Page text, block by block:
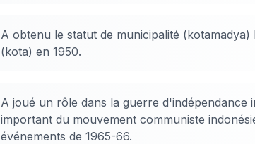
A obtenu le statut de municipalité (kotamadya)
(kota) en 1950.
A joué un rôle dans la guerre d'indépendance
important du mouvement communiste
événements de 1965-66.